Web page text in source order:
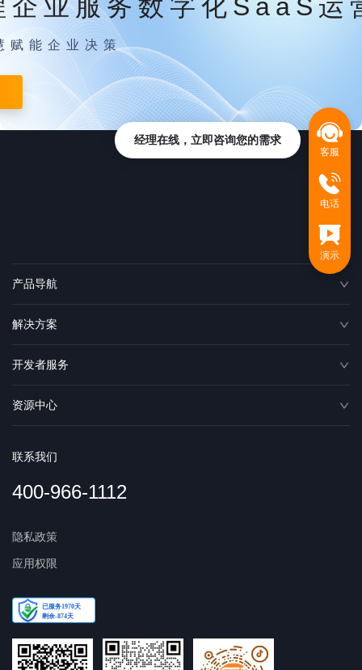
企业服务数字化SaaS运
赋能企业决策
产品导航
解决方案
开发者服务
资源中心
联系我们
400-966-1112
隐私政策
应用权限
客服
电话
演示
经理在线，立即咨询您的需求